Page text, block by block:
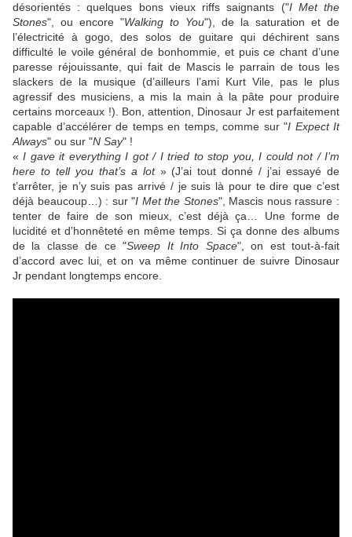
désorientés : quelques bons vieux riffs saignants ("I Met the
Stones", ou encore "Walking to You"), de la saturation et de
l’électricité à gogo, des solos de guitare qui déchirent sans
difficulté le voile général de bonhommie, et puis ce chant d’une
paresse réjouissante, qui fait de Mascisle parrain de tous les
slackers de la musique (d’ailleurs l’ami Kurt Vile , pas le plus
agressif des musiciens, a mis la main à la pâte pour produire
certains morceaux !). Bon, attention, Dinosaur Jrest parfaitement
capable d’accélérer de temps en temps, comme sur "I Expect It
Always" ou sur "N Say" !
«I gave it everything I got / I tried to stop you, I could not / I’m
here to tell you that’s a lot» (J’ai tout donné / j’ai essayé de
t’arrêter, je n’y suis pas arrivé / je suis là pour te dire que c’est
déjà beaucoup…) : sur "I Met the Stones", Mascis nous rassure :
tenter de faire de son mieux, c’est déjà ça… Une forme de
lucidité et d’honnêteté en même temps. Si ça donne des albums
de la classe de ce "Sweep It Into Space", on est tout-à-fait
d’accord avec lui, et on va même continuer de suivre Dinosaur
Jr pendant longtemps encore.